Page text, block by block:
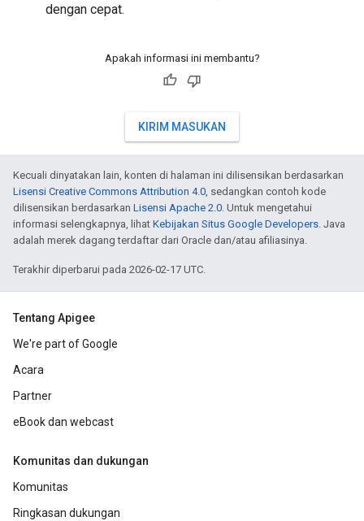
dengan cepat.
Apakah informasi ini membantu?
KIRIM MASUKAN
Kecuali dinyatakan lain, konten di halaman ini dilisensikan berdasarkan
Lisensi Creative Commons Attribution 4.0 , sedangkan contoh kode
dilisensikan berdasarkan Lisensi Apache 2.0 . Untuk mengetahui
informasi selengkapnya, lihat Kebijakan Situs Google Developers . Java
adalah merek dagang terdaftar dari Oracle dan/atau afiliasinya.
Terakhir diperbarui pada 2026-02-17 UTC.
Tentang Apigee
We're part of Google
Acara
Partner
eBook dan webcast
Komunitas dan dukungan
Komunitas
Ringkasan dukungan